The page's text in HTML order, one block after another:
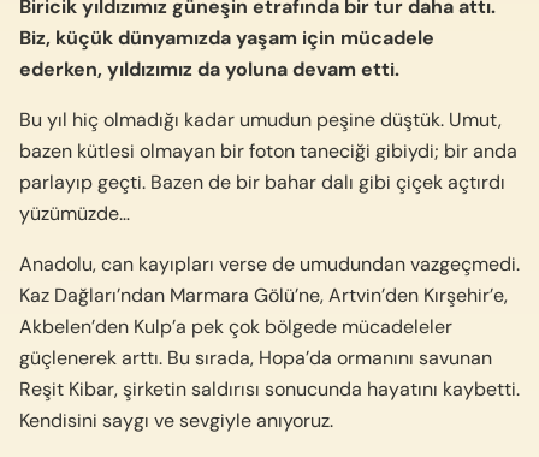
Biricik yıldızımız güneşin etrafında bir tur daha attı.
Biz, küçük dünyamızda yaşam için mücadele
ederken, yıldızımız da yoluna devam etti.
Bu yıl hiç olmadığı kadar umudun peşine düştük. Umut,
bazen kütlesi olmayan bir foton taneciği gibiydi; bir anda
parlayıp geçti. Bazen de bir bahar dalı gibi çiçek açtırdı
yüzümüzde…
Anadolu, can kayıpları verse de umudundan vazgeçmedi.
Kaz Dağları’ndan Marmara Gölü’ne, Artvin’den Kırşehir’e,
Akbelen’den Kulp’a pek çok bölgede mücadeleler
güçlenerek arttı. Bu sırada, Hopa’da ormanını savunan
Reşit Kibar, şirketin saldırısı sonucunda hayatını kaybetti.
Kendisini saygı ve sevgiyle anıyoruz.